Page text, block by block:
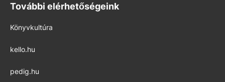
További elérhetőségeink
Könyvkultúra
kello.hu
pedig.hu